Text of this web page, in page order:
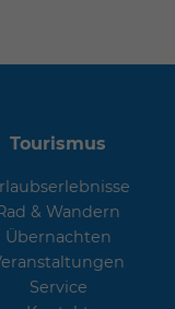
Tourismus
& Wandern
Übernachten
Service